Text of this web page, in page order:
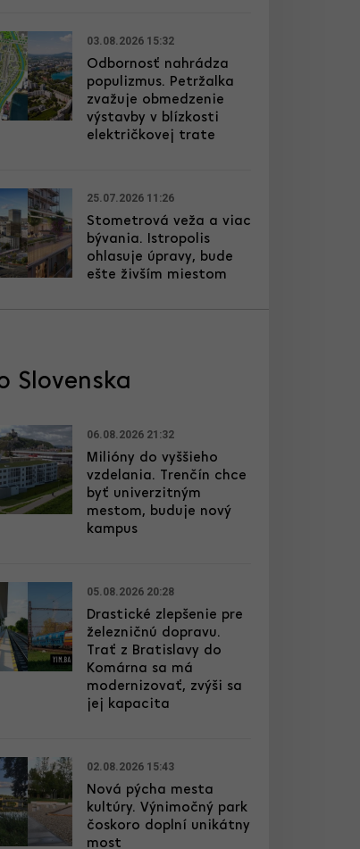
03.08.2026 15:32
Odbornosť nahrádza
populizmus. Petržalka
zvažuje obmedzenie
výstavby v blízkosti
električkovej trate
25.07.2026 11:26
Stometrová veža a viac
bývania. Istropolis
ohlasuje úpravy, bude
ešte živším miestom
Slovenska
06.08.2026 21:32
Milióny do vyššieho
vzdelania. Trenčín chce
byť univerzitným
mestom, buduje nový
kampus
05.08.2026 20:28
Drastické zlepšenie pre
železničnú dopravu.
Trať z Bratislavy do
Komárna sa má
modernizovať, zvýši sa
jej kapacita
02.08.2026 15:43
Nová pýcha mesta
kultúry. Výnimočný park
čoskoro doplní unikátny
most